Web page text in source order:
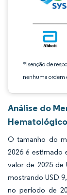
*Isenção de
nenhuma ordem
Análise do
O tamanho do
2026 é estimado
valor de 2025 de
mostrando USD
no período de